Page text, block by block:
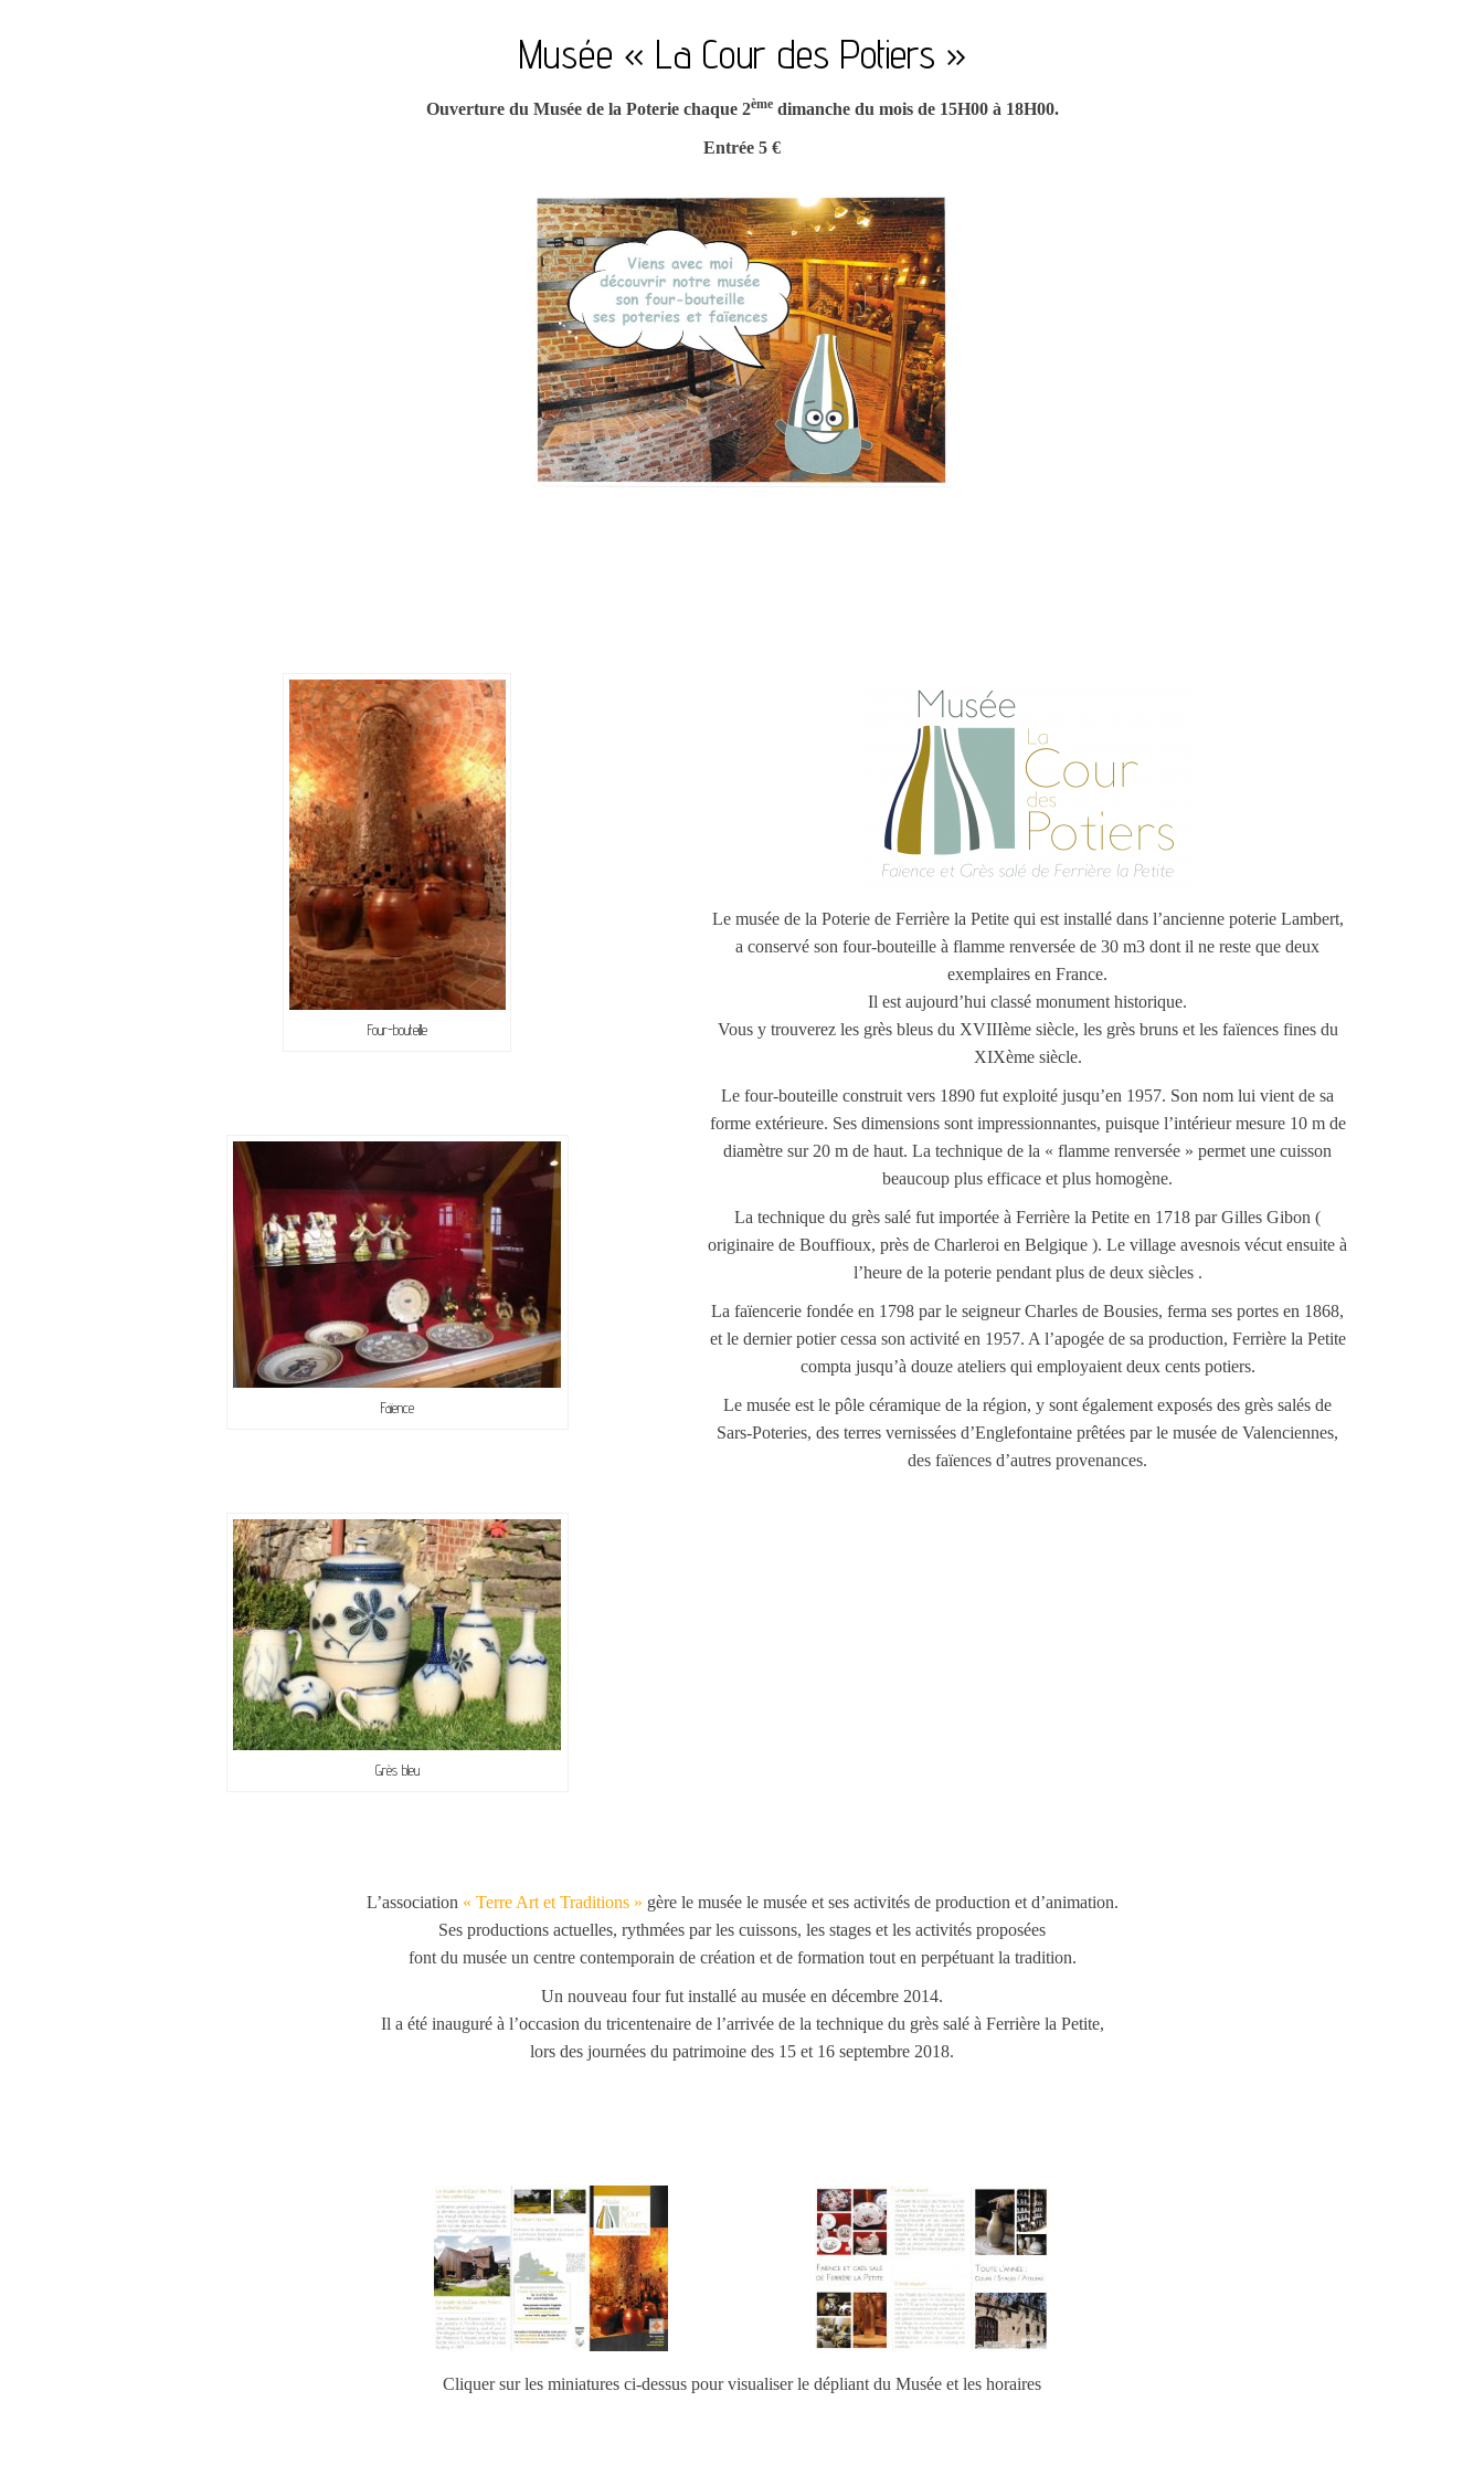
Musée « La Cour des Potiers »
Ouverture du Musée de la Poterie chaque 2èmedimanche du mois de 15H00 à 18H00.
Entrée 5 €
Four-bouteille
Faïence
Grès bleu
Le musée de la Poterie de Ferrière la Petite qui est installé dans l’ancienne poterie Lambert,
a conservé son four-bouteille à flamme renversée de 30 m3 dont il ne reste que deux
exemplaires en France.
Il est aujourd’hui classé monument historique.
Vous y trouverez les grès bleus du XVIIIème siècle, les grès bruns et les faïences fines du
XIXème siècle.
Le four-bouteille construit vers 1890 fut exploité jusqu’en 1957. Son nom lui vient de sa
forme extérieure. Ses dimensions sont impressionnantes, puisque l’intérieur mesure 10 m de
diamètre sur 20 m de haut. La technique de la « flamme renversée » permet une cuisson
beaucoup plus efficace et plus homogène.
La technique du grès salé fut importée à Ferrière la Petite en 1718 par Gilles Gibon (
originaire de Bouffioux, près de Charleroi en Belgique ). Le village avesnois vécut ensuite à
l’heure de la poterie pendant plus de deux siècles .
La faïencerie fondée en 1798 par le seigneur Charles de Bousies, ferma ses portes en 1868,
et le dernier potier cessa son activité en 1957. A l’apogée de sa production, Ferrière la Petite
compta jusqu’à douze ateliers qui employaient deux cents potiers.
Le musée est le pôle céramique de la région, y sont également exposés des grès salés de
Sars-Poteries, des terres vernissées d’Englefontaine prêtées par le musée de Valenciennes,
des faïences d’autres provenances.
L’association « Terre Art et Traditions » gère le musée le musée et ses activités de production et d’animation.
Ses productions actuelles, rythmées par les cuissons, les stages et les activités proposées
font du musée un centre contemporain de création et de formation tout en perpétuant la tradition.
Un nouveau four fut installé au musée en décembre 2014.
Il a été inauguré à l’occasion du tricentenaire de l’arrivée de la technique du grès salé à Ferrière la Petite,
lors des journées du patrimoine des 15 et 16 septembre 2018.
Cliquer sur les miniatures ci-dessus pour visualiser le dépliant du Musée et les horaires